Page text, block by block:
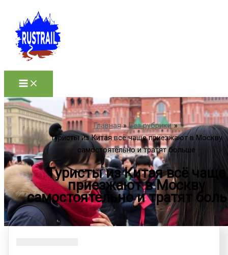
содержимому
Главная
Без рубрики
Туристы из Китая всё чаще приезжают в Москву
самостоятельно и тратят больше
Туристы из Китая всё чаще
приезжают в Москву
самостоятельно и тратят